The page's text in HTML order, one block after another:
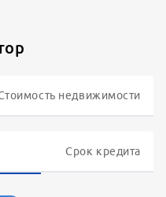
недвижимости
Срок кредита